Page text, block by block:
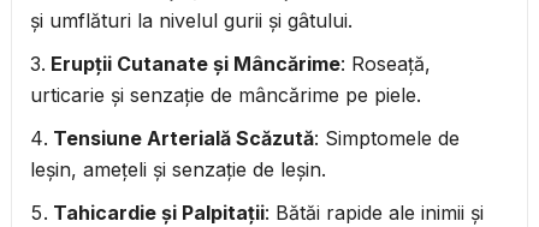
și umflături la nivelul gurii și gâtului.
Erupții Cutanate și Mâncărime: Roseață,
urticarie și senzație de mâncărime pe piele.
Tensiune Arterială Scăzută: Simptomele de
leșin, amețeli și senzație de leșin.
Tahicardie și Palpitații: Bătăi rapide ale inimii și